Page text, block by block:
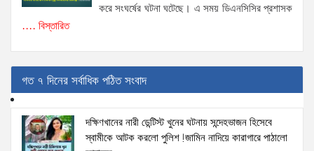
করে সংঘর্ষের ঘটনা ঘটেছে। এ সময় ডিএনসিসির প্রশাসক
.... বিস্তারিত
গত ৭ দিনের সর্বাধিক পঠিত সংবাদ
দক্ষিণখানের নারী ডেন্টিস্ট খুনের ঘটনায় সন্দেহভাজন হিসেবে
স্বামীকে আটক করলো পুলিশ!জামিন নাদিয়ে কারাগারে পাঠালো